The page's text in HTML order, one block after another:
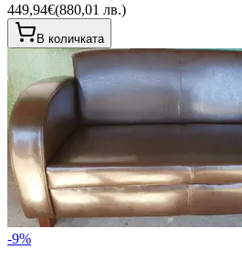
449,94€(880,01 лв.)
В количката
-9%